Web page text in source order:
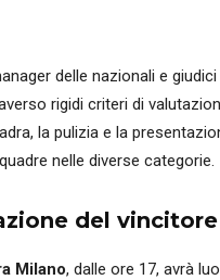
delle nazionali e
rigidi criteri di
la pulizia e la
nelle diverse categorie.
del vincitore
Milano, dalle ore 17, avrà